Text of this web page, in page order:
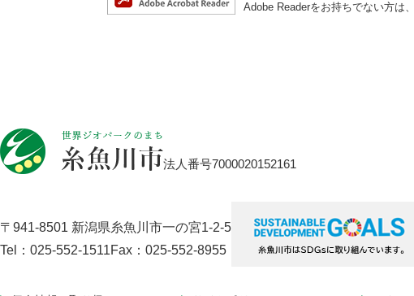
Adobe Readerをお持ちでない方は
法人番号7000020152161
〒941-8501 新潟県糸魚川市一の宮1-2-5
Tel：025-552-1511Fax：025-552-8955